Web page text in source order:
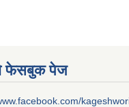
फेसबुक पेज